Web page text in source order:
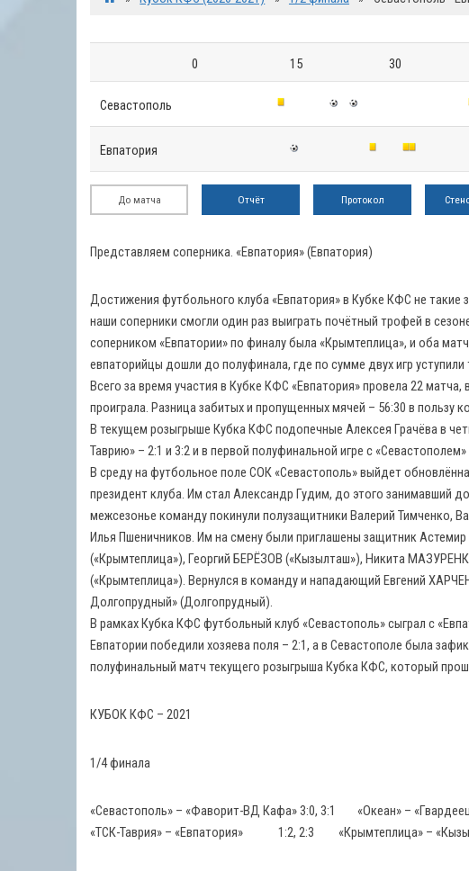
0 15 30
Севастополь
Евпатория
До матча Отчёт Протокол
Представляем соперника. «Евпатория» (Евпатория)
Достижения футбольного клуба «Евпатория» в Кубке КФС не
наши соперники смогли один раз выиграть почётный трофей в
соперником «Евпатории» по финалу была «Крымтеплица», и оба
евпаторийцы дошли до полуфинала, где по сумме двух игр
Всего за время участия в Кубке КФС «Евпатория» провела 22
проиграла. Разница забитых и пропущенных мячей – 56:30 в пользу
В текущем розыгрыше Кубка КФС подопечные Алексея Грачёва в
Таврию» – 2:1 и 3:2 и в первой полуфинальной игре с
В среду на футбольное поле СОК «Севастополь» выйдет
президент клуба. Им стал Александр Гудим, до этого занимавший
межсезонье команду покинули полузащитники Валерий
Илья Пшеничников. Им на смену были приглашены защитник
(«Крымтеплица»), Георгий БЕРЁЗОВ («Кызылташ»), Никита
(«Крымтеплица»). Вернулся в команду и нападающий Евгений
Долгопрудный» (Долгопрудный).
В рамках Кубка КФС футбольный клуб «Севастополь» сыграл с
Евпатории победили хозяева поля – 2:1, а в Севастополе была
полуфинальный матч текущего розыгрыша Кубка КФС, который
КУБОК КФС – 2021
1/4 финала
«Севастополь» – «Фаворит-ВД Кафа» 3:0, 3:1 «Океан» –
«ТСК-Таврия» – «Евпатория» 1:2, 2:3 «Крымтеплица» –